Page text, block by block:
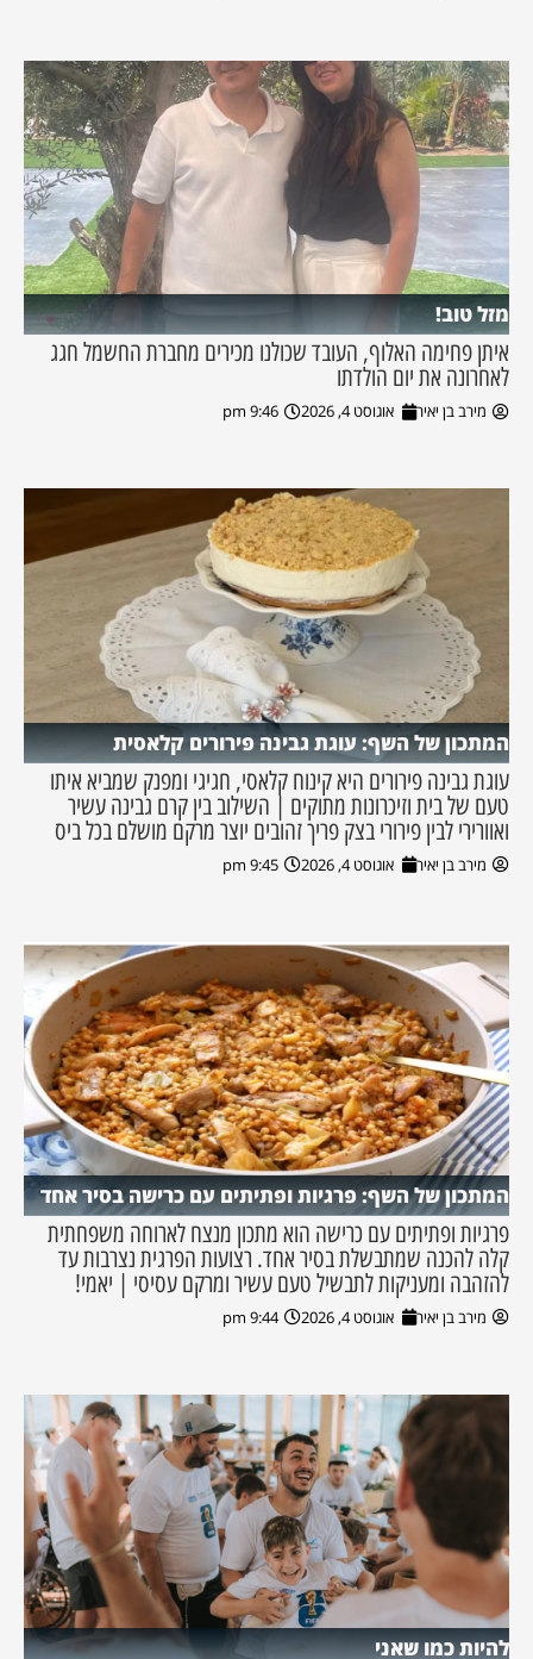
מזל טוב!
איתן פחימה האלוף, העובד שכולנו מכירים מחברת החשמל חגג
לאחרונה את יום הולדתו
מירב בן יאיר אוגוסט 4, 2026 9:46 pm
המתכון של השף: עוגת גבינה פירורים קלאסית
עוגת גבינה פירורים היא קינוח קלאסי, חגיגי ומפנק שמביא איתו
טעם של בית וזיכרונות מתוקים | השילוב בין קרם גבינה עשיר
ואוורירי לבין פירורי בצק פריך זהובים יוצר מרקם מושלם בכל ביס
מירב בן יאיר אוגוסט 4, 2026 9:45 pm
המתכון של השף: פרגיות ופתיתים עם כרישה בסיר אחד
פרגיות ופתיתים עם כרישה הוא מתכון מנצח לארוחה משפחתית
קלה להכנה שמתבשלת בסיר אחד. רצועות הפרגית נצרבות עד
להזהבה ומעניקות לתבשיל טעם עשיר ומרקם עסיסי | יאמי!
מירב בן יאיר אוגוסט 4, 2026 9:44 pm
להיות כמו שאני